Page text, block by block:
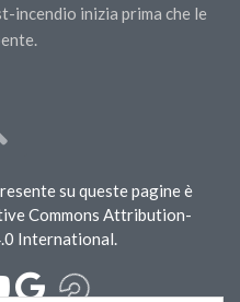
incendio inizia prima che le
su queste pagine è
Commons Attribution-
International.